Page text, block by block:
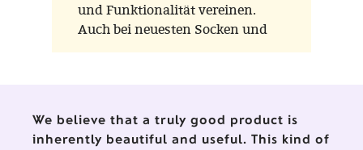
und Funktionalität vereinen.
Auch bei neuesten Socken und
Schals geht Fortschritt eine
We believe that a truly good product is
inherently beautiful and useful. This kind of